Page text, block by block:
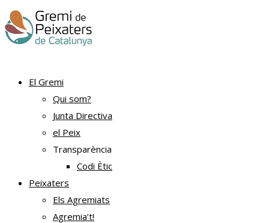
El Gremi
Qui som?
Junta Directiva
el Peix
Transparència
Codi Ètic
Peixaters
Els Agremiats
Agremia’t!